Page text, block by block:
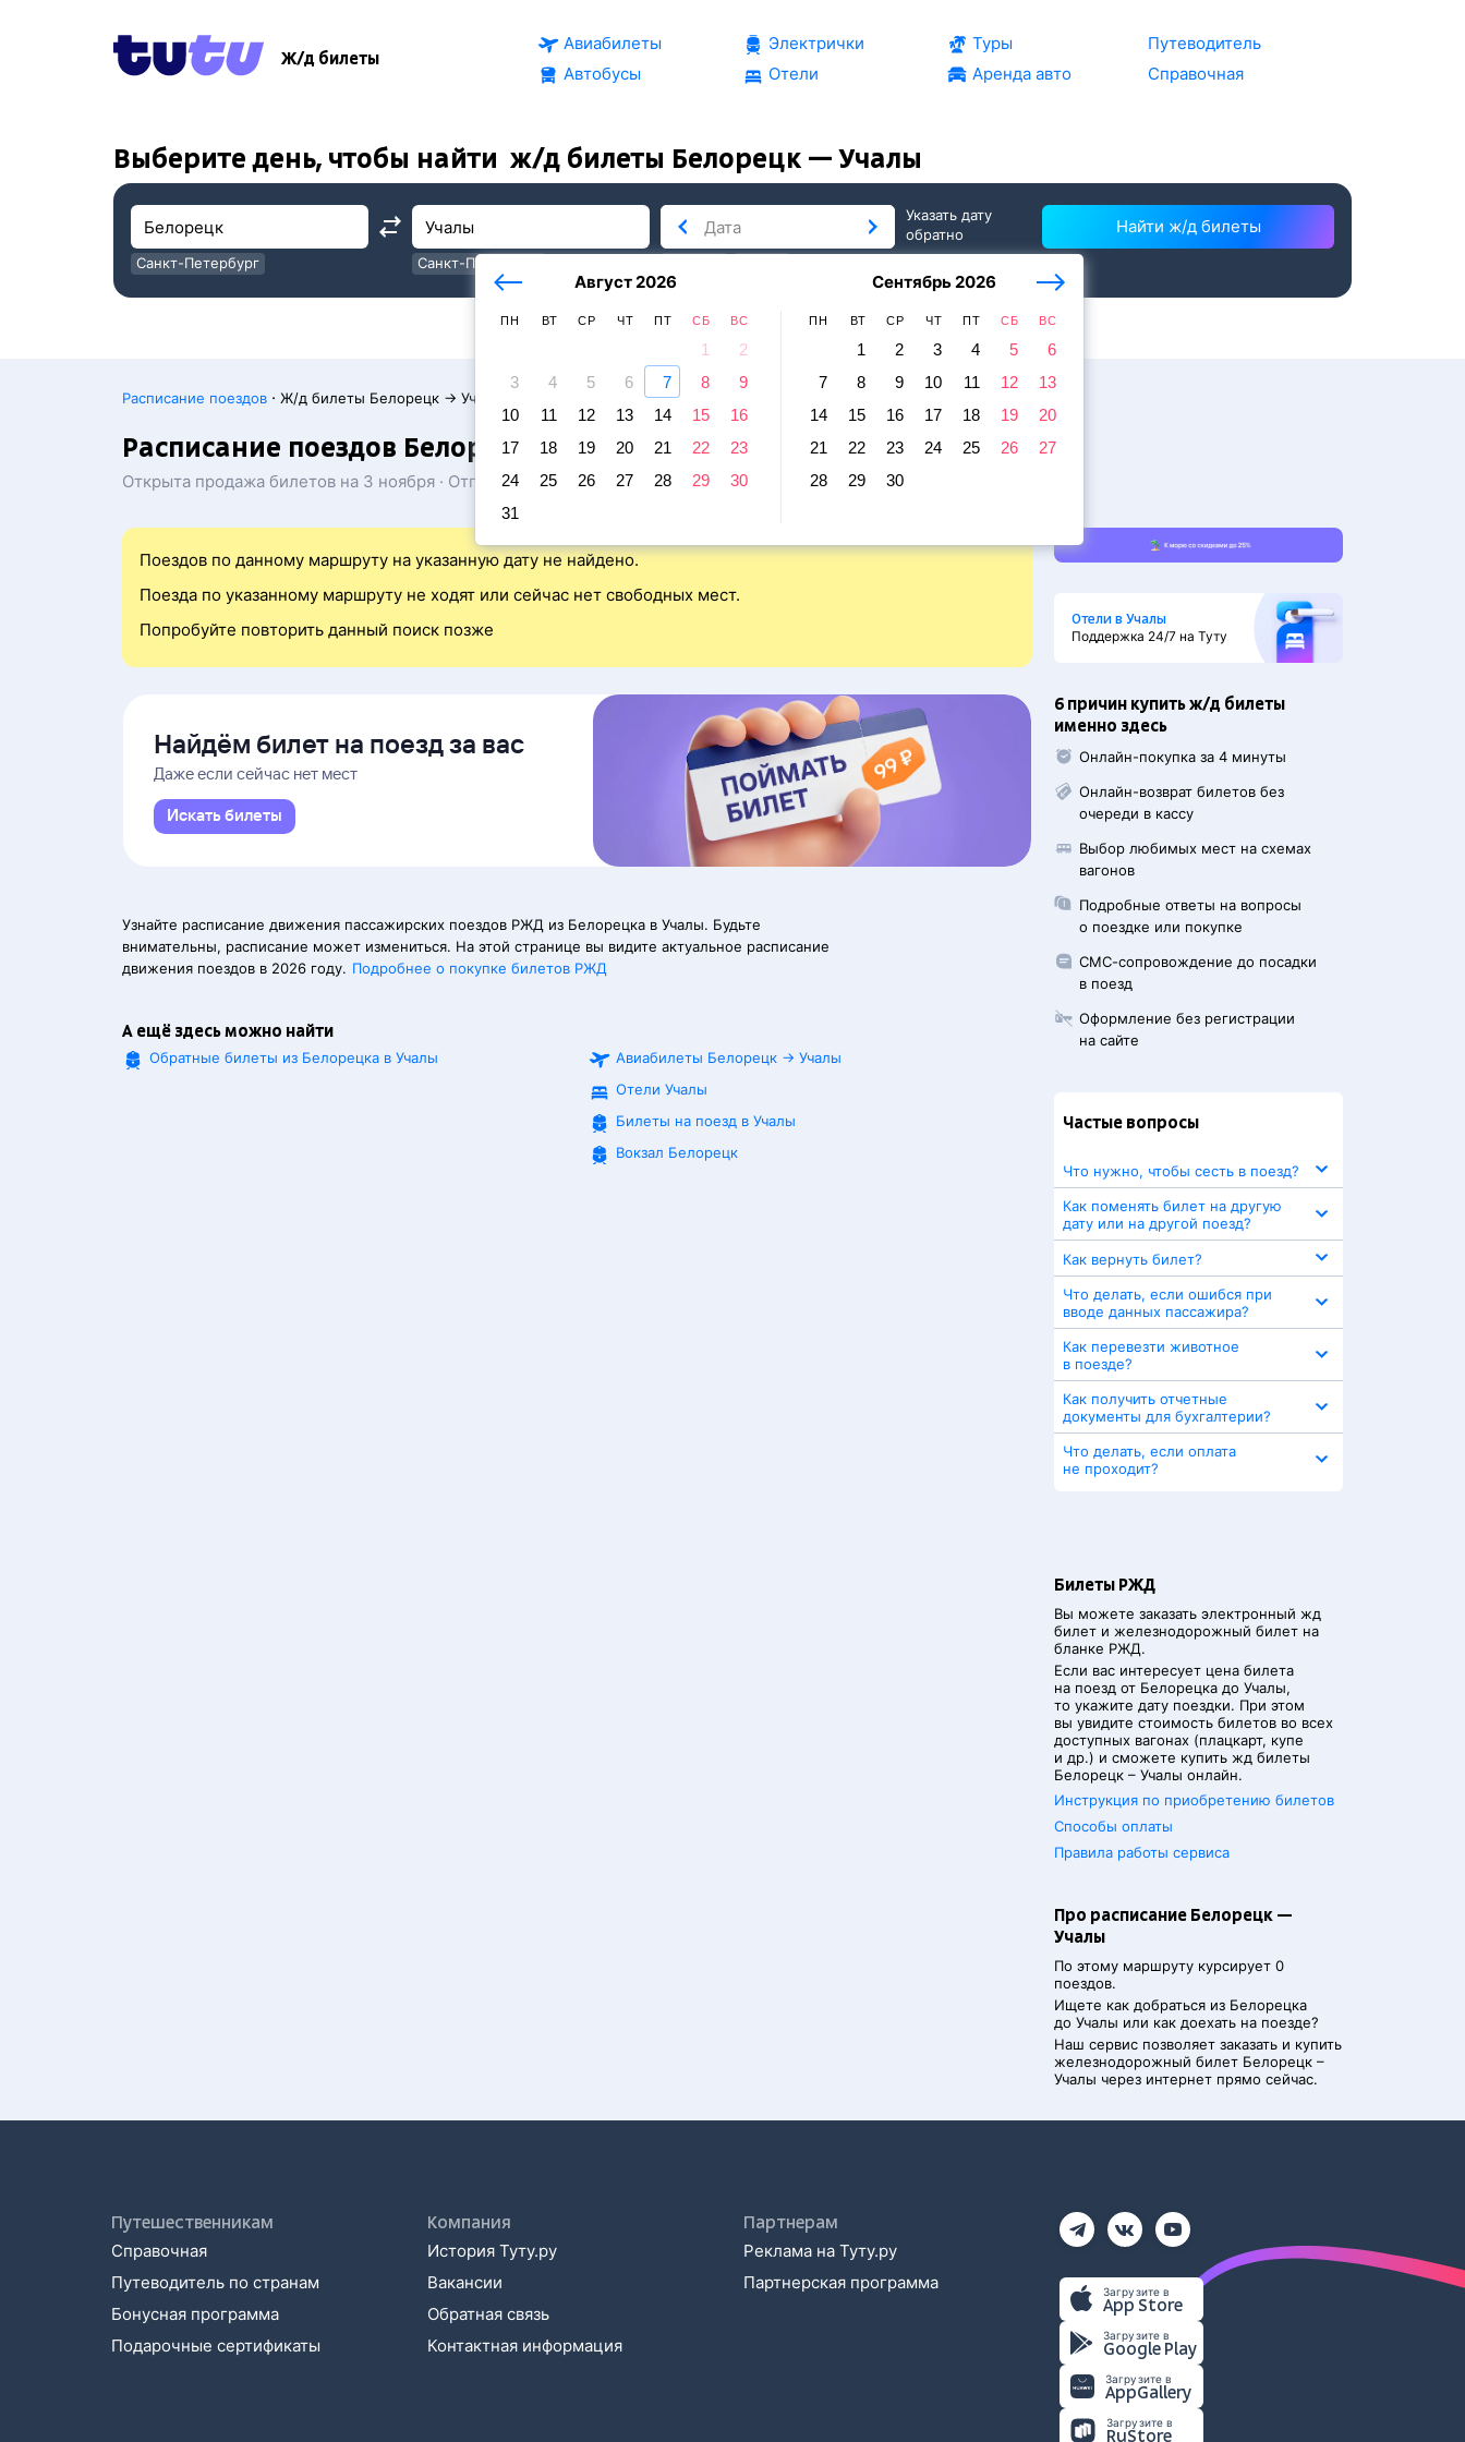
Ж/д билеты
Авиабилеты
Автобусы
Электрички
Отели
Туры
Аренда авто
Путеводитель
Справочная
Выберите день, чтобы найти ж/д билеты Белорецк — Учалы
Санкт-Петербург
Санкт-Петербург
Август 2026
ПН ВТ СР ЧТ ПТ СБ ВС
1
2
3
4 5 6 7 8
9
10
11 12 13 14 15
16
17
18 19 20 21 22
23
24
25 26 27 28 29
30
31
Сентябрь 2026
ПН ВТ СР ЧТ ПТ СБ ВС
1 2 3 4 5
6
7
8 9 10 11 12
13
14
15 16 17 18 19
20
21
22 23 24 25 26
27
28
29 30
послезавтра
Указать дату
обратно
Найти ж/д билеты
Расписание поездов · Ж/д билеты Белорецк → Учалы
Расписание поездов Белорецк — Учалы
Открыта продажа билетов на 3 ноября · Отправление и прибытие по местному времени. Цены за 1 пассажира
Поездов по данному маршруту на указанную дату не найдено.
Поезда по указанному маршруту не ходят или сейчас нет свободных мест.
Попробуйте повторить данный поиск позже
Найдём билет на поезд за вас
Даже если сейчас нет мест
Искать билеты
Узнайте расписание движения пассажирских поездов РЖД из Белорецка в Учалы. Будьте
внимательны, расписание может измениться. На этой странице вы видите актуальное расписание
движения поездов в 2026 году. Подробнее о покупке билетов РЖД
А ещё здесь можно найти
Обратные билеты из Белорецка в Учалы Авиабилеты Белорецк→ Учалы
Отели Учалы
Билеты на поезд в Учалы
Вокзал Белорецк
Отели в Учалы
Поддержка 24/7 на Туту
6 причин купить ж/д билеты
именно здесь
Онлайн-покупка за 4 минуты
Онлайн-возврат билетов без
очереди в кассу
Выбор любимых мест на схемах
вагонов
Подробные ответы на вопросы
о поездке или покупке
СМС-сопровождение до посадки
в поезд
Оформление без регистрации
на сайте
Частые вопросы
Что нужно, чтобы сесть в поезд?
Как поменять билет на другую
дату или на другой поезд?
Как вернуть билет?
Что делать, если ошибся при
вводе данных пассажира?
Как перевезти животное
в поезде?
Как получить отчетные
документы для бухгалтерии?
Что делать, если оплата
не проходит?
Билеты РЖД
Вы можете заказать электронный жд
билет и железнодорожный билет на
бланке РЖД.
Если вас интересует цена билета
на поезд от Белорецка до Учалы,
то укажите дату поездки. При этом
вы увидите стоимость билетов во всех
доступных вагонах (плацкарт, купе
и др.) и сможете купить жд билеты
Белорецк – Учалы онлайн.
Инструкция по приобретению билетов
Способы оплаты
Правила работы сервиса
Про расписание Белорецк —
Учалы
По этому маршруту курсирует 0
поездов.
Ищете как добраться из Белорецка
до Учалы или как доехать на поезде?
Наш сервис позволяет заказать и купить
железнодорожный билет Белорецк –
Учалы через интернет прямо сейчас.
Путешественникам
Справочная
Путеводитель по странам
Бонусная программа
Подарочные сертификаты
Компания
История Туту.ру
Вакансии
Обратная связь
Контактная информация
Партнерам
Реклама на Туту.ру
Партнерская программа
Загрузите в
App Store
Загрузите в
Google Play
Загрузите в
AppGallery
Загрузите в
RuStore